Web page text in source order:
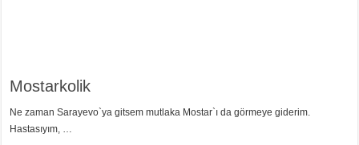
Mostarkolik
Ne zaman Sarayevo`ya gitsem mutlaka Mostar`ı da görmeye giderim.
Hastasıyım, …